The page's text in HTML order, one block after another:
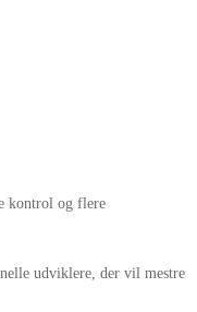
kontrol og flere
udviklere, der vil mestre